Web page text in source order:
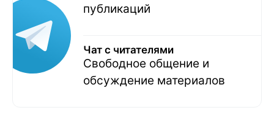
публикаций
Чат с читателями
Свободное общение и
обсуждение материалов